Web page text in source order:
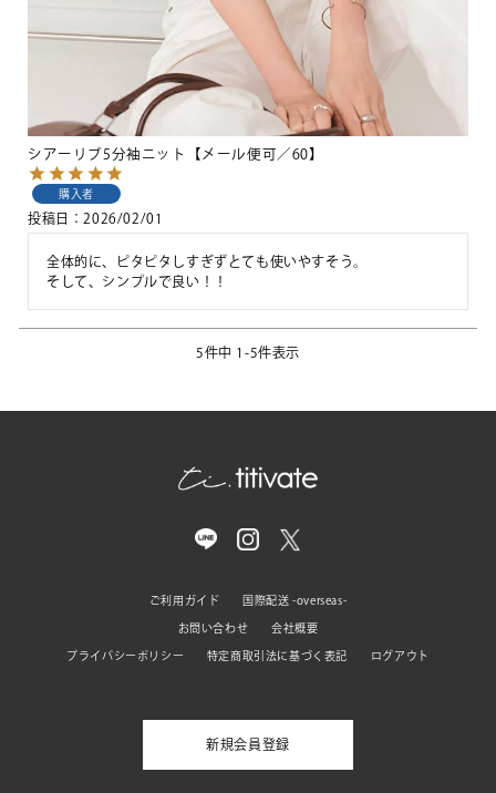
シアーリブ5分袖ニット【メール便可／60】
購入者
投稿日 2026/02/01
全体的に、ピタピタしすぎずとても使いやすそう。
そして、シンプルで良い！！
5件中 1 -5件表示
ご利用ガイド 国際配送 -overseas-
お問い合わせ 会社概要
プライバシーポリシー 特定商取引法に基づく表記 ログアウト
新規会員登録